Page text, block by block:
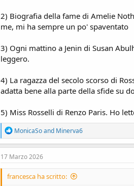
2) Biografia della fame di Amelie
me, mi ha sempre un po' spaventato
3) Ogni mattino a Jenin di Susan
leggero.
4) La ragazza del secolo scorso di
adatta bene alla parte della sfide su
5) Miss Rosselli di Renzo Paris. Ho
R
e
a
c
o
MonicaSoand Minerva6
17 Marzo 2026
francesca ha scritto: